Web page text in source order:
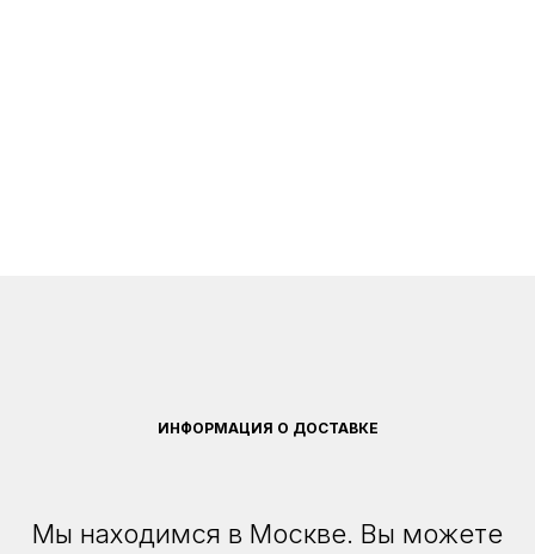
ИНФОРМАЦИЯ О ДОСТАВКЕ
Мы находимся в Москве. Вы можете